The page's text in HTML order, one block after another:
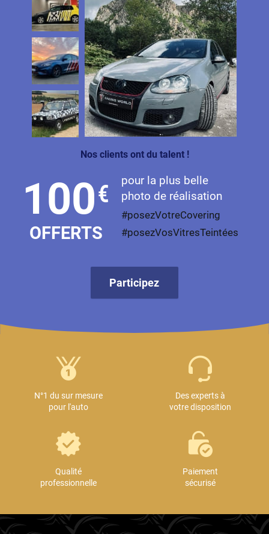
Nos clients ont du talent !
100€
OFFERTS
pour la plus belle
photo de réalisation
#posezVotreCovering
#posezVosVitresTeintées
Participez
N°1 du sur mesure
pour l'auto
Des experts à
votre disposition
Qualité
professionnelle
Paiement
sécurisé